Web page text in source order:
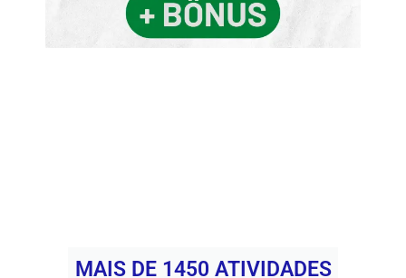
MAIS DE 1450 ATIVIDADES